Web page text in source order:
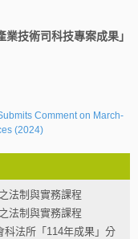
技術司科技專案成果」
Comment on March-
(2024)
法制與實務課程
法制與實務課程
科法所「114年成果」分